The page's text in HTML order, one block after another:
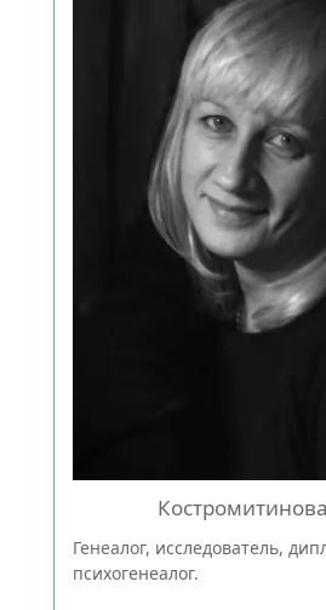
Генеалог, исследователь,
психогенеалог.